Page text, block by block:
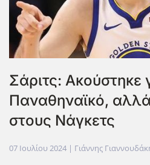
Σάριτς: Ακούστηκε
Παναθηναϊκό,
στους Νάγκετς
07 Ιουλίου 2024 | Γιάννης